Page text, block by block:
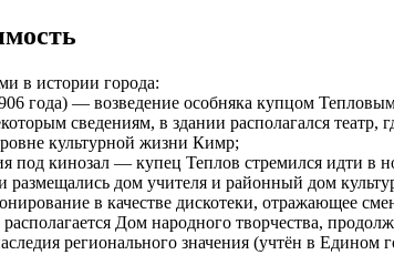
в истории города:
года) — возведение особняка купцом
сведениям, в здании располагался театр,
культурной жизни Кимр;
под кинозал — купец Теплов стремился идти в
дом учителя и районный дом
в качестве дискотеки, отражающее
Дом народного творчества,
регионального значения (учтён в